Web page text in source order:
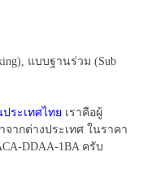
แบบฐานร่วม (Sub
ระเทศไทย เราคือผู้
จากต่างประเทศ ในราคา
DDAA-1BA ครับ